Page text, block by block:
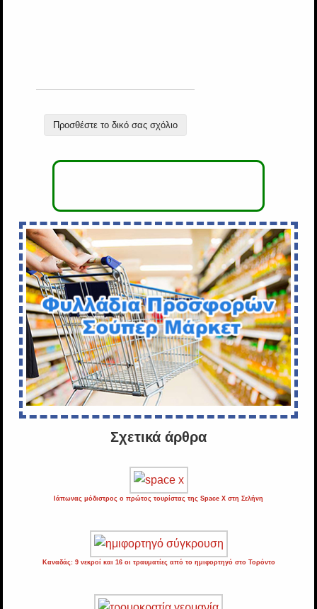
Προσθέστε το δικό σας σχόλιο
Σχετικά άρθρα
Ιάπωνας μόδιστρος ο πρώτος τουρίστας της Space X στη Σελήνη
Καναδάς: 9 νεκροί και 16 οι τραυματίες από το ημιφορτηγό στο Τορόντο